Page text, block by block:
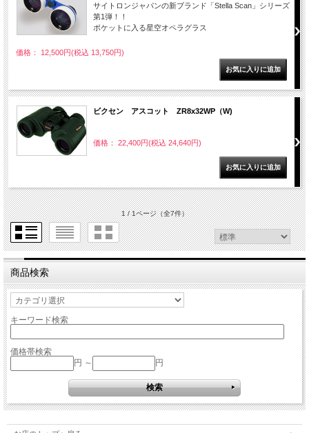
サイトロンジャパンの新ブランド「Stella Scan」シリーズ
第1弾！！
ポケットに入る星空オペラグラス
価格： 12,500円(税込 13,750円)
ビクセン アスコット ZR8x32WP（W)
価格： 22,400円(税込 24,640円)
1 / 1ページ（全7件）
商品検索
キーワード検索
価格帯検索
円 ～
円